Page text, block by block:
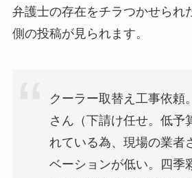
弁護士の存在をチラつかせられ
側の投稿が見られます。
クーラー取替え工事依頼
さん（下請け任せ。低予
れている為、現場の業者
ベーションが低い。四季